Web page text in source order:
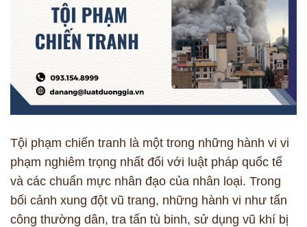
Tội phạm chiến tranh là một trong những hành vi vi
phạm nghiêm trọng nhất đối với luật pháp quốc tế
và các chuẩn mực nhân đạo của nhân loại. Trong
bối cảnh xung đột vũ trang, những hành vi như tấn
công thường dân, tra tấn tù binh, sử dụng vũ khí bị